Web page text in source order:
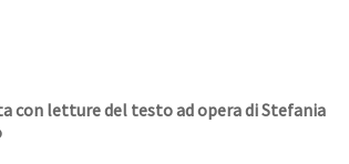
con letture del testo ad opera di Stefania